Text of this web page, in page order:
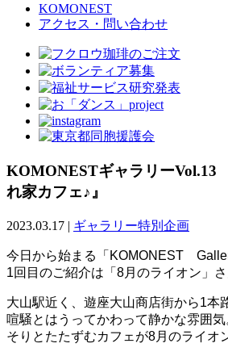
KOMONEST
アクセス・問い合わせ
KOMONESTギャラリー
れ家カフェ♪』
2023.03.17 | ギャラリー特別企画
今日から始まる「KOMONEST
1回目のご紹介は「8月のライオン」さ
大山駅近く、遊座大山商店街から1本
喧騒とはうってかわって静かな雰囲
そりとたたずむカフェが8月のライオ